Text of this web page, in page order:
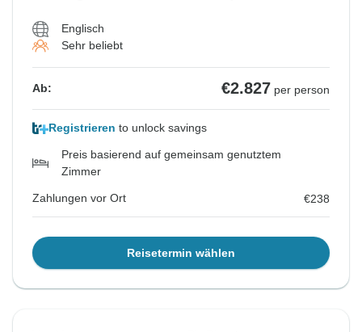
Englisch
Sehr beliebt
Ab: €2.827 per person
Registrieren to unlock savings
Preis basierend auf gemeinsam genutztem
Zimmer
Zahlungen vor Ort €238
Reisetermin wählen